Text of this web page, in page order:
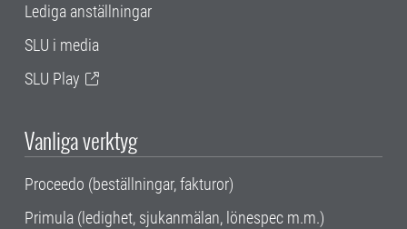
Lediga anställningar
SLU i media
SLU Play
Vanliga verktyg
Proceedo (beställningar, fakturor)
Primula (ledighet, sjukanmälan, lönespec m.m.)